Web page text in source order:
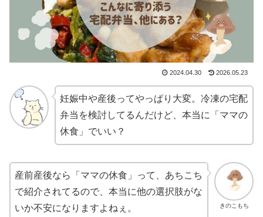
2024.04.30 2026.05.23
妊娠中や産後ってやっぱり大変。冷凍の宅配
弁当を検討してるんだけど、本当に「ママの
休食」でいい？
きのこもち
産前産後なら「ママの休食」って、あちこち
で紹介されてるので、本当に他の選択肢がな
いか不安になりますよねぇ。